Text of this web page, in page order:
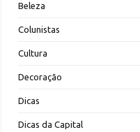
Beleza
Colunistas
Cultura
Decoração
Dicas
Dicas da Capital